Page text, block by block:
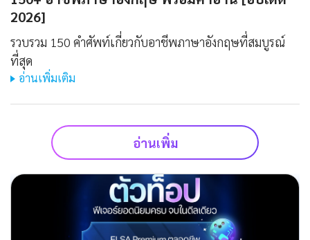
2026]
รวบรวม 150 คำศัพท์เกี่ยวกับอาชีพภาษาอังกฤษที่สมบูรณ์
ที่สุด
อ่านเพิ่มเติม
อ่านเพิ่ม